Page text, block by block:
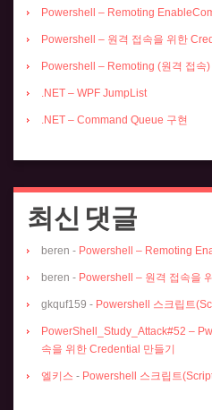
Powershell – Remoting
Powershell – 원격 접속을 위한
Powershell – Remoting (원격 접속)
.NET – WPF JumpList
.NET – Command Queue 구현
최신 댓글
beren - Powershell – Remoting
beren - Powershell – 원격 접속을
gkquf159 - Powershell 스크립트
PowerShell_Study_Attack#52 –
속을 위한 Credential 만들기
엘키스 - Powershell 스크립트